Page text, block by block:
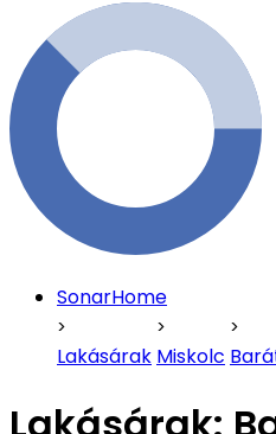
SonarHome
Lakásárak Miskolc